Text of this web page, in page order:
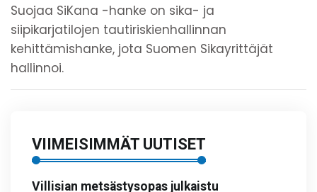
Suojaa SiKana -hanke on sika- ja
siipikarjatilojen tautiriskienhallinnan
kehittämishanke, jota Suomen Sikayrittäjät
hallinnoi.
VIIMEISIMMÄT UUTISET
Villisian metsästysopas julkaistu